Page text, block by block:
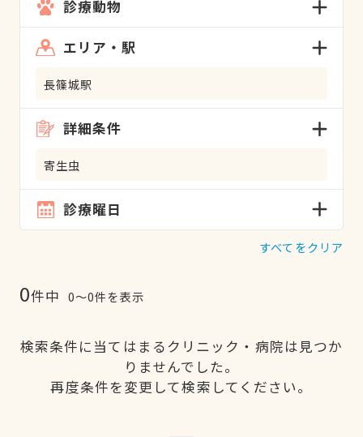
診療動物
エリア・駅
長篠城駅
詳細条件
寄生虫
診療曜日
すべてをクリア
0件中 0〜0件を表示
検索条件に当てはまるクリニック・病院は見つか
りませんでした。
再度条件を変更して検索してください。